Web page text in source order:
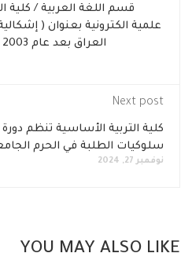
قسم اللغة العربية / كلية
علمية الكترونية بعنوان (
العراق بعد عام 2003 وأثرها على حقوق الانسان )
Next post
كلية التربية الأساسية تنظم
سلوكيات الطلبة في الحرم
نوفمبر 27, 2024
YOU MAY ALSO LIKE